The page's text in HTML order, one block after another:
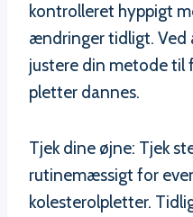
kontrolleret hyppigt
ændringer tidligt. Ved
justere din metode til
pletter dannes.
Tjek dine øjne: Tjek
rutinemæssigt for
kolesterolpletter.